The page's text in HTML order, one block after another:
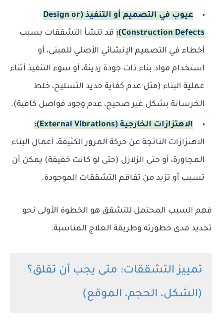
عيوب في التصميم أو التنفيذ (Design or
Construction Defects):
قد تنشأ التشققات بسبب
أخطاء في التصميم الإنشائي الأصلي للمبنى، أو
استخدام مواد بناء ذات جودة رديئة، أو سوء التنفيذ أثناء
عملية البناء (مثل عدم كفاية حديد التسليح، خلط
الخرسانة بشكل غير صحيح، عدم وجود فواصل كافية).
الاهتزازات الخارجية (External Vibrations):
الاهتزازات الناتجة عن حركة المرور الكثيفة، أعمال البناء
المجاورة، أو حتى الزلازل (حتى لو كانت خفيفة) يمكن أن
تسبب أو تزيد من تفاقم التشققات الموجودة.
فهم السبب المحتمل للتشقق هو الخطوة الأولى نحو
تحديد مدى خطورته وطريقة العلاج المناسبة.
تمييز التشققات: متى يجب أن تقلق؟
(الشكل، الحجم، الموقع)